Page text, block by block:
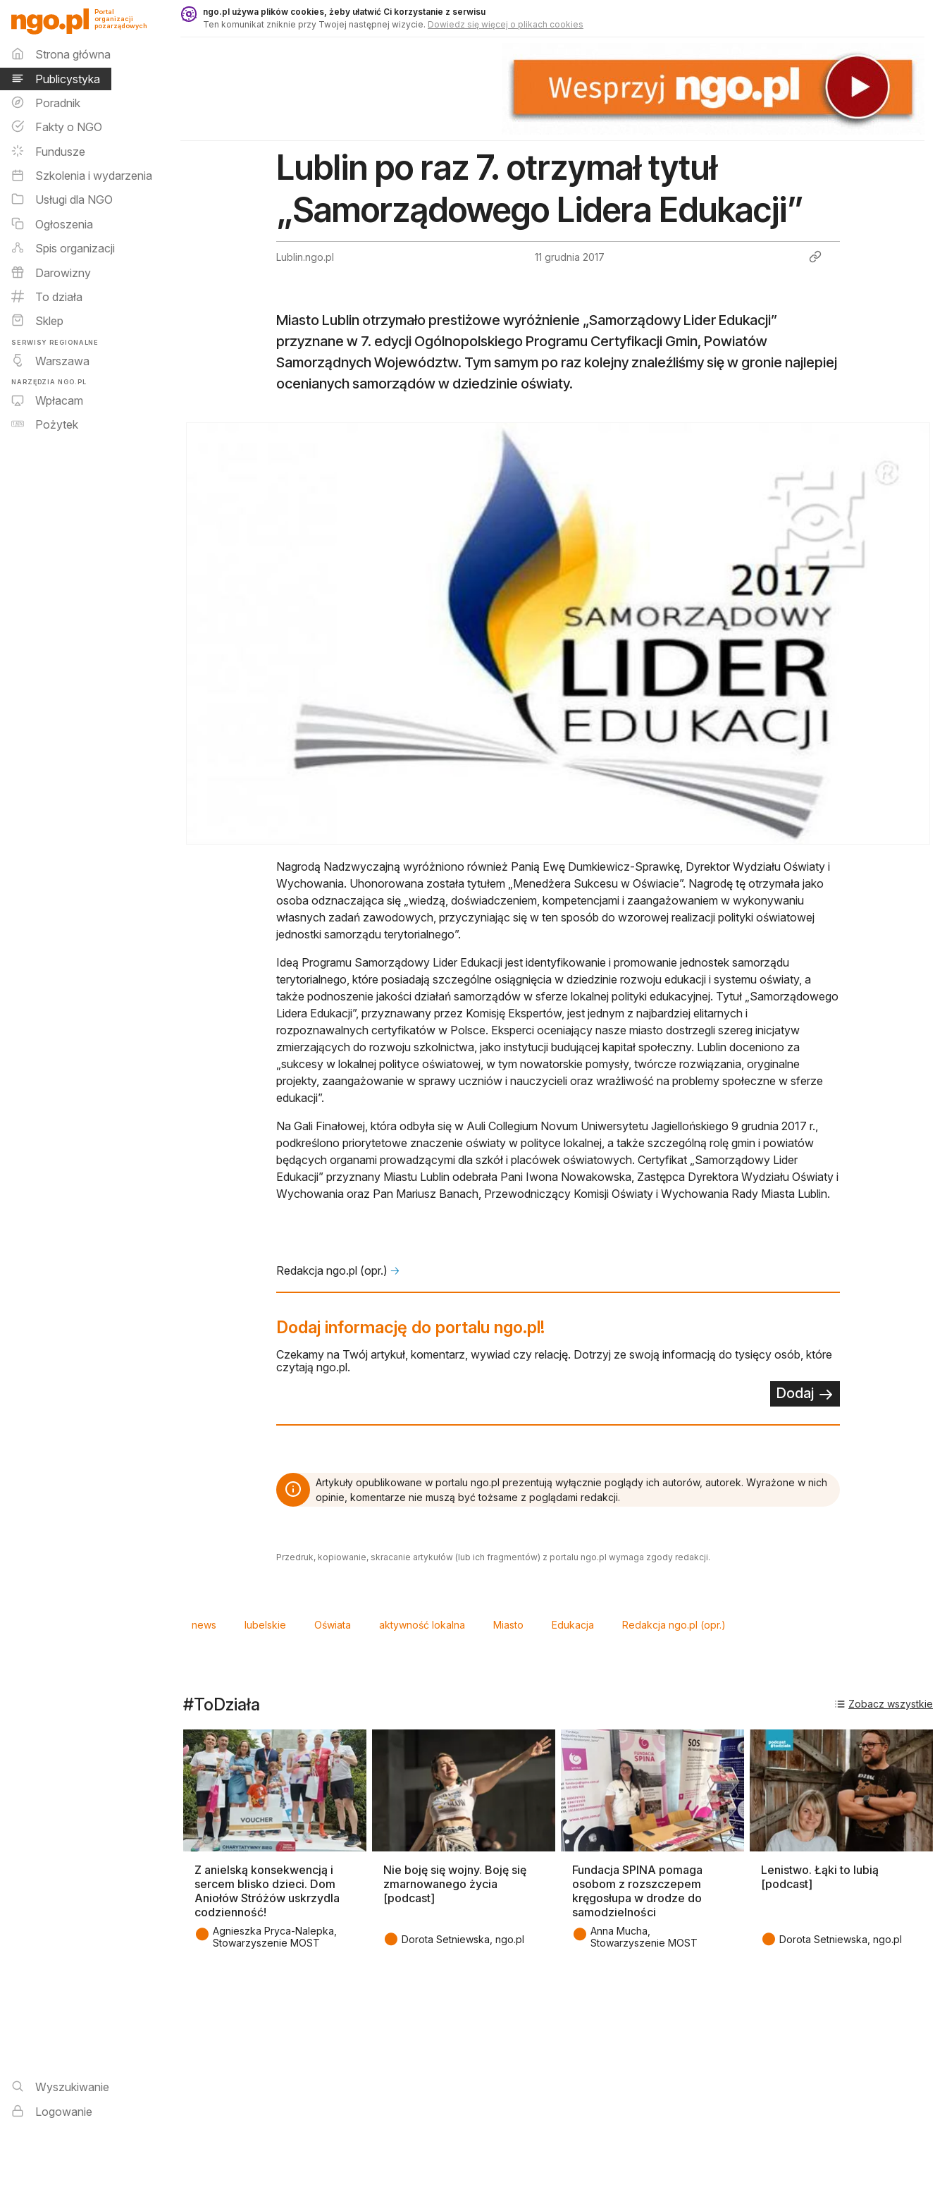
Publicystyka - ngo.pl
Portal
organizacji
pozarządowych
Menu główne
Strona główna
Publicystyka
Poradnik
Fakty o NGO
Fundusze
Szkolenia i wydarzenia
Usługi dla NGO
Ogłoszenia
Spis organizacji
Darowizny
To działa
Sklep
SERWISY REGIONALNE
Warszawa
NARZĘDZIA NGO.PL
Wpłacam
Pożytek
Wyszukiwarka i logowanie
Wyszukiwanie
Logowanie
ngo.pl używa plików cookies, żeby ułatwić Ci korzystanie z serwisu
Ten komunikat zniknie przy Twojej następnej wizycie. Dowiedz się więcej o plikach cookies
Lublin po raz 7. otrzymał tytuł
„Samorządowego Lidera Edukacji”
Lublin.ngo.pl 11 grudnia 2017
Miasto Lublin otrzymało prestiżowe wyróżnienie „Samorządowy Lider Edukacji”
przyznane w 7. edycji Ogólnopolskiego Programu Certyfikacji Gmin, Powiatów
Samorządnych Województw. Tym samym po raz kolejny znaleźliśmy się w gronie najlepiej
ocenianych samorządów w dziedzinie oświaty.
Nagrodą Nadzwyczajną wyróżniono również Panią Ewę Dumkiewicz-Sprawkę, Dyrektor Wydziału Oświaty i
Wychowania. Uhonorowana została tytułem „Menedżera Sukcesu w Oświacie”. Nagrodę tę otrzymała jako
osoba odznaczająca się „wiedzą, doświadczeniem, kompetencjami i zaangażowaniem w wykonywaniu
własnych zadań zawodowych, przyczyniając się w ten sposób do wzorowej realizacji polityki oświatowej
jednostki samorządu terytorialnego”.
Ideą Programu Samorządowy Lider Edukacji jest identyfikowanie i promowanie jednostek samorządu
terytorialnego, które posiadają szczególne osiągnięcia w dziedzinie rozwoju edukacji i systemu oświaty, a
także podnoszenie jakości działań samorządów w sferze lokalnej polityki edukacyjnej. Tytuł „Samorządowego
Lidera Edukacji”, przyznawany przez Komisję Ekspertów, jest jednym z najbardziej elitarnych i
rozpoznawalnych certyfikatów w Polsce. Eksperci oceniający nasze miasto dostrzegli szereg inicjatyw
zmierzających do rozwoju szkolnictwa, jako instytucji budującej kapitał społeczny. Lublin doceniono za
„sukcesy w lokalnej polityce oświatowej, w tym nowatorskie pomysły, twórcze rozwiązania, oryginalne
projekty, zaangażowanie w sprawy uczniów i nauczycieli oraz wrażliwość na problemy społeczne w sferze
edukacji”.
Na Gali Finałowej, która odbyła się w Auli Collegium Novum Uniwersytetu Jagiellońskiego 9 grudnia 2017 r.,
podkreślono priorytetowe znaczenie oświaty w polityce lokalnej, a także szczególną rolę gmin i powiatów
będących organami prowadzącymi dla szkół i placówek oświatowych. Certyfikat „Samorządowy Lider
Edukacji” przyznany Miastu Lublin odebrała Pani Iwona Nowakowska, Zastępca Dyrektora Wydziału Oświaty i
Wychowania oraz Pan Mariusz Banach, Przewodniczący Komisji Oświaty i Wychowania Rady Miasta Lublin.
Redakcja ngo.pl (opr.) 🡢
Dodaj informację do portalu ngo.pl!
Czekamy na Twój artykuł, komentarz, wywiad czy relację. Dotrzyj ze swoją informacją do tysięcy osób, które
czytają ngo.pl.
Dodaj
Artykuły opublikowane w portalu ngo.pl prezentują wyłącznie poglądy ich autorów, autorek. Wyrażone w nich
opinie, komentarze nie muszą być tożsame z poglądami redakcji.
Przedruk, kopiowanie, skracanie artykułów (lub ich fragmentów) z portalu ngo.pl wymaga zgody redakcji.
news lubelskie Oświata aktywność lokalna Miasto Edukacja Redakcja ngo.pl (opr.)
#ToDziała
Z anielską konsekwencją i
sercem blisko dzieci. Dom
Aniołów Stróżów uskrzydla
codzienność!
● Agnieszka Pryca-Nalepka,
Stowarzyszenie MOST
Nie boję się wojny. Boję się
zmarnowanego życia
[podcast]
● Dorota Setniewska, ngo.pl
Fundacja SPINA pomaga
osobom z rozszczepem
kręgosłupa w drodze do
samodzielności
● Anna Mucha,
Stowarzyszenie MOST
Lenistwo. Łąki to lubią
[podcast]
● Dorota Setniewska, ngo.pl
Zobacz wszystkie